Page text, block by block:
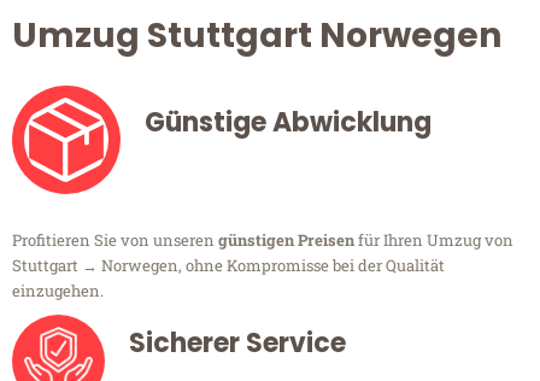
Umzug Stuttgart Norwegen
Günstige Abwicklung
Profitieren Sie von unseren günstigen Preisenfür Ihren Umzug von
Stuttgart → Norwegen, ohne Kompromisse bei der Qualität
einzugehen.
Sicherer Service